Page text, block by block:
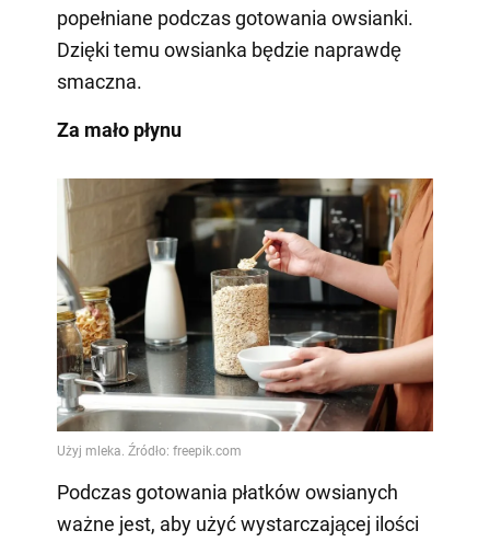
popełniane podczas gotowania owsianki.
Dzięki temu owsianka będzie naprawdę
smaczna.
Za mało płynu
Podczas gotowania płatków owsianych
ważne jest, aby użyć wystarczającej ilości